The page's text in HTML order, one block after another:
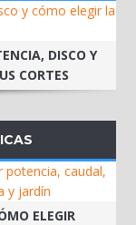
DISCO Y
CORTES
ELEGIR